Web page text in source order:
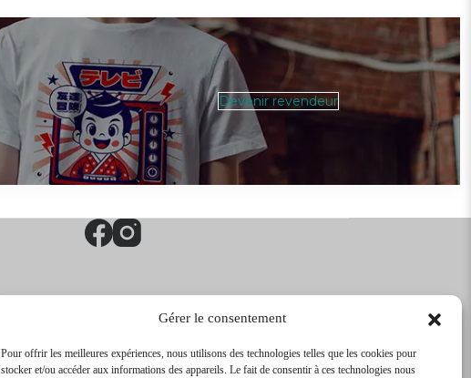
Gérer le consentement
Pour offrir les meilleures expériences, nous utilisons des technologies telles que les cookies pour
stocker et/ou accéder aux informations des appareils. Le fait de consentir à ces technologies nous
Devenir revendeur